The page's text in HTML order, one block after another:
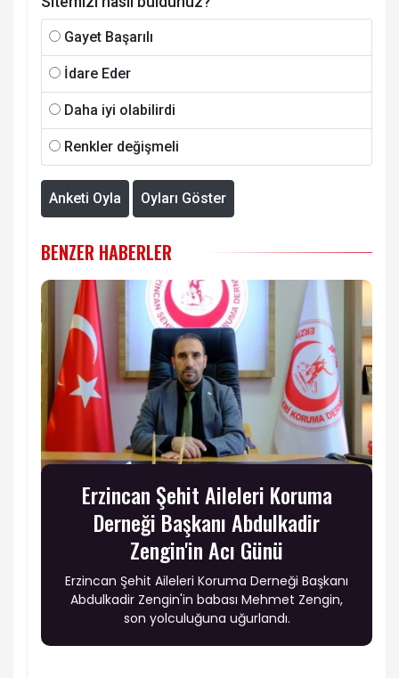
Gayet Başarılı
İdare Eder
Daha iyi olabilirdi
Renkler değişmeli
Anketi Oyla Oyları Göster
BENZER HABERLER
Erzincan Şehit Aileleri Koruma
Derneği Başkanı Abdulkadir
Zengin'in Acı Günü
Erzincan Şehit Aileleri Koruma Derneği Başkanı
Abdulkadir Zengin'in babası Mehmet Zengin,
son yolculuğuna uğurlandı.